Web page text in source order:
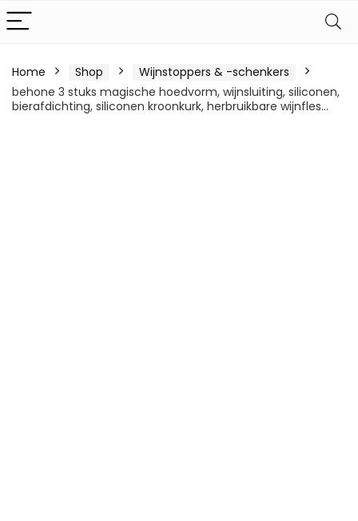
Home Shop
Wijnstoppers & -schenkers
behone 3 stuks magische hoedvorm, wijnsluiting, siliconen,
bierafdichting, siliconen kroonkurk, herbruikbare wijnfles…